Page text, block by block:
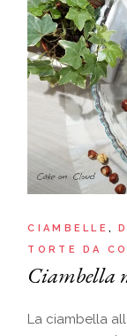
CIAMBELLE
TORTE DA
Ciambella
La ciambella